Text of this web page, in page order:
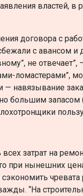
властей, в
договора с
с авансом и
не
ломастерами”,
навязывание
большим
затрат на
при нынешних
“На